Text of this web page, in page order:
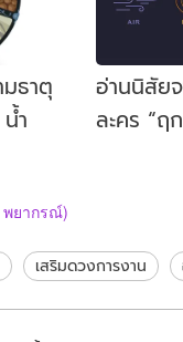
ธาตุ
ำ
อ่านนิสัย
ละคร “ฤ
พยากรณ์)
เสริมดวงการงาน